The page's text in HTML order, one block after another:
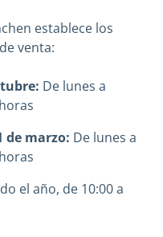
establece los
venta:
De lunes a
de marzo: De lunes a
el año, de 10:00 a